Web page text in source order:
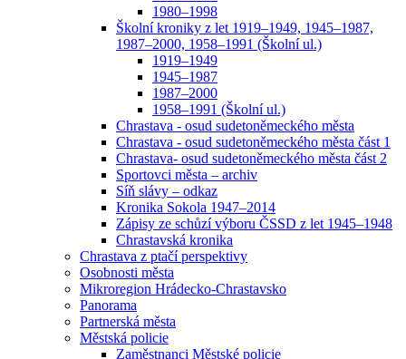
1980–1998
Školní kroniky z let 1919–1949, 1945–1987,
1987–2000, 1958–1991 (Školní ul.)
1919–1949
1945–1987
1987–2000
1958–1991 (Školní ul.)
Chrastava - osud sudetoněmeckého města
Chrastava - osud sudetoněmeckého města část 1
Chrastava- osud sudetoněmeckého města část 2
Sportovci města – archiv
Síň slávy – odkaz
Kronika Sokola 1947–2014
Zápisy ze schůzí výboru ČSSD z let 1945–1948
Chrastavská kronika
Chrastava z ptačí perspektivy
Osobnosti města
Mikroregion Hrádecko-Chrastavsko
Panorama
Partnerská města
Městská policie
Zaměstnanci Městské policie